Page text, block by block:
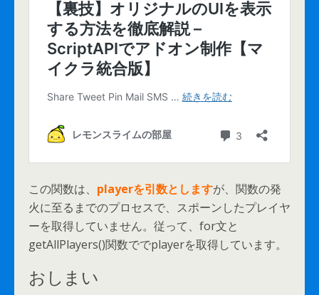
この関数は、 playerを引数としますが、関数の発
火に至るまでのプロセスで、スポーンしたプレイヤ
ーを取得していません。従って、for文と
getAllPlayers()関数ででplayerを取得しています。
おしまい